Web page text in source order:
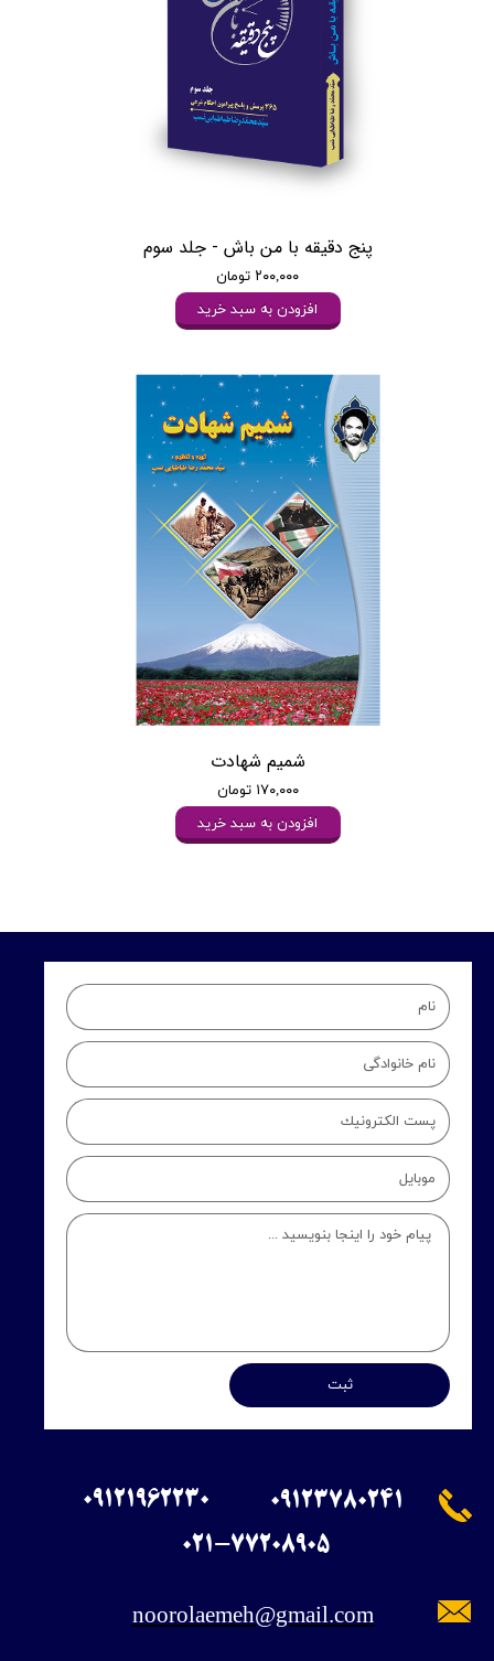
پنج دقیقه با من باش - جلد سوم
۲۰۰,۰۰۰ تومان
افزودن به سبد خرید
شمیم شهادت
۱۷۰,۰۰۰ تومان
افزودن به سبد خرید
ثبت
​021-77208905
noorolaemeh@gmail.com
09121962230 09123780241